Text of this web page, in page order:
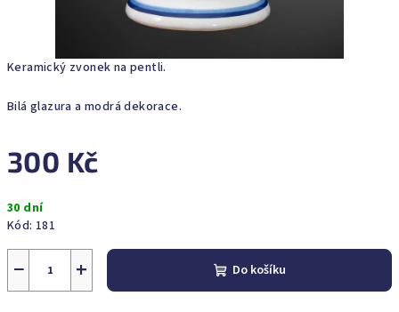
Keramický zvonek na pentli.
Bilá glazura a modrá dekorace.
300 Kč
cena:
30 dní
Kód: 181
+
− Do košíku